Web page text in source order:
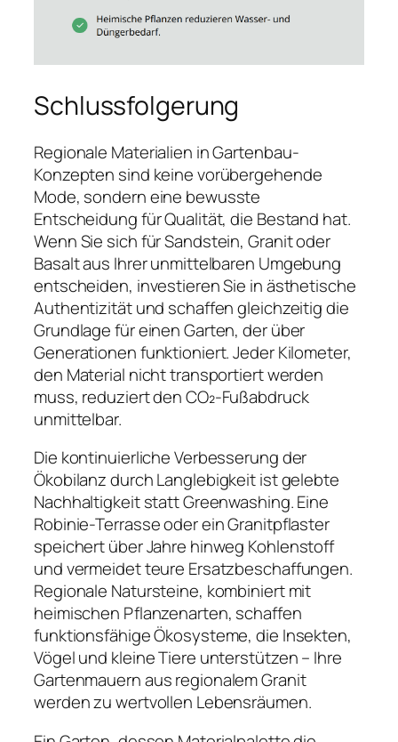
Schlussfolgerung
Regionale Materialien in Gartenbau-
Konzepten sind keine vorübergehende
Mode, sondern eine bewusste
Entscheidung für Qualität, die Bestand hat.
Wenn Sie sich für Sandstein, Granit oder
Basalt aus Ihrer unmittelbaren Umgebung
entscheiden, investieren Sie in ästhetische
Authentizität und schaffen gleichzeitig die
Grundlage für einen Garten, der über
Generationen funktioniert. Jeder Kilometer,
den Material nicht transportiert werden
muss, reduziert den CO₂-Fußabdruck
unmittelbar.
Die kontinuierliche Verbesserung der
Ökobilanz durch Langlebigkeit ist gelebte
Nachhaltigkeit statt Greenwashing. Eine
Robinie-Terrasse oder ein Granitpflaster
speichert über Jahre hinweg Kohlenstoff
und vermeidet teure Ersatzbeschaffungen.
Regionale Natursteine, kombiniert mit
heimischen Pflanzenarten, schaffen
funktionsfähige Ökosysteme, die Insekten,
Vögel und kleine Tiere unterstützen – Ihre
Gartenmauern aus regionalem Granit
werden zu wertvollen Lebensräumen.